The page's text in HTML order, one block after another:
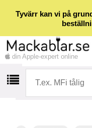
Tyvärr kan vi på
din Apple-expert online